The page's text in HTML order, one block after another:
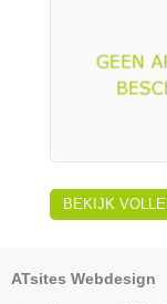
BEKIJK
ATsites Webdesign